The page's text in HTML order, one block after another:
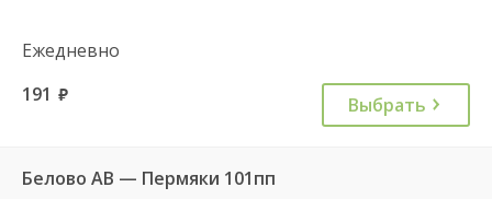
Ежедневно
191 руб. Выбрать
Белово АВ — Пермяки 101пп